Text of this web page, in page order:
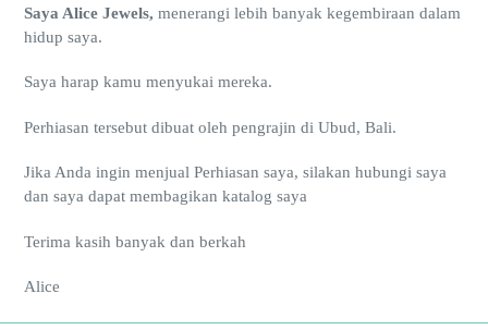
Saya Alice Jewels, menerangi lebih banyak kegembiraan dalam
hidup saya.
Saya harap kamu menyukai mereka.
Perhiasan tersebut dibuat oleh pengrajin di Ubud, Bali.
Jika Anda ingin menjual Perhiasan saya, silakan hubungi saya
dan saya dapat membagikan katalog saya
Terima kasih banyak dan berkah
Alice